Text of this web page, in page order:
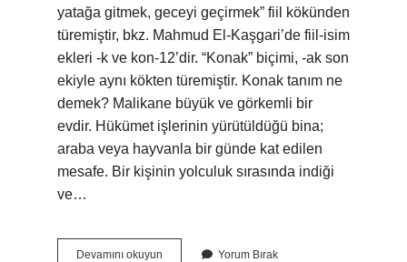
yatağa gitmek, geceyi geçirmek” fiil kökünden
türemiştir, bkz. Mahmud El-Kaşgari’de fiil-isim
ekleri -k ve kon-12’dir. “Konak” biçimi, -ak son
ekiyle aynı kökten türemiştir. Konak tanım ne
demek? Malikane büyük ve görkemli bir
evdir. Hükümet işlerinin yürütüldüğü bina;
araba veya hayvanla bir günde kat edilen
mesafe. Bir kişinin yolculuk sırasında indiği
ve…
Devamını okuyun Yorum Bırak